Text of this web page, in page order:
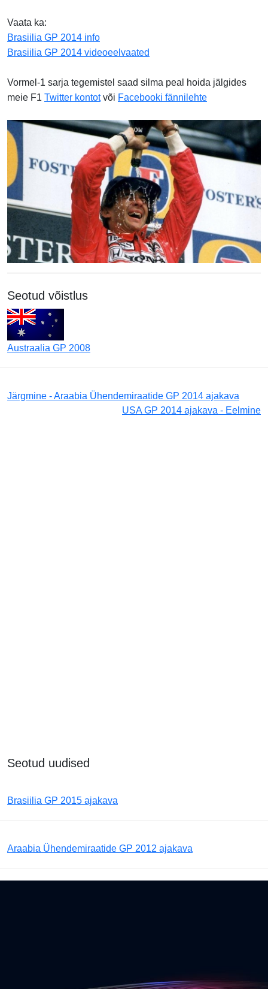
Vaata ka:
Brasiilia GP 2014 info
Brasiilia GP 2014 videoeelvaated
Vormel-1 sarja tegemistel saad silma peal hoida jälgides
meie F1 Twitter kontotvõi Facebooki fännilehte
Seotud võistlus
Austraalia GP 2008
Järgmine - Araabia Ühendemiraatide GP 2014 ajakava
USA GP 2014 ajakava - Eelmine
Seotud uudised
Brasiilia GP 2015 ajakava
Araabia Ühendemiraatide GP 2012 ajakava